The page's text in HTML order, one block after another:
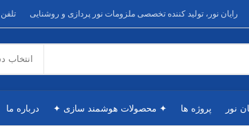
رایان نور، تولید کننده تخصصی ملزومات نور پردازی و روشنایی تلفن پشتیبانی :
انتخاب
نور پروژه ها ✦ محصولات هوشمند سازی ✦ درباره ما